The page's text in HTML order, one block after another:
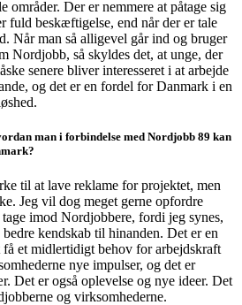
områder. Der er nemmere at påtage sig
fuld beskæftigelse, end når der er tale
Når man så alligevel går ind og bruger
Nordjobb, så skyldes det, at unge, der
senere bliver interesseret i at arbejde
og det er en fordel for Danmark i en
man i forbindelse med Nordjobb 89 kan
til at lave reklame for projektet, men
Jeg vil dog meget gerne opfordre
imod Nordjobbere, fordi jeg synes,
kendskab til hinanden. Det er en
et midlertidigt behov for arbejdskraft
nye impulser, og det er
Det er også oplevelse og nye ideer. Det
og virksomhederne.